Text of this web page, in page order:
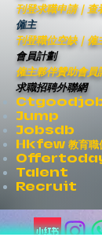
刊登求職申請｜ 查
僱主
刊登職位空缺｜僱
會員計劃
僱主夥伴贊助會員
求職招聘外聯網
Jump
Jobsdb
Hkfew 教育職
Talent
Recruit